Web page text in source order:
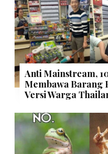
Anti Mainstream,
Membawa Barang
Versi Warga